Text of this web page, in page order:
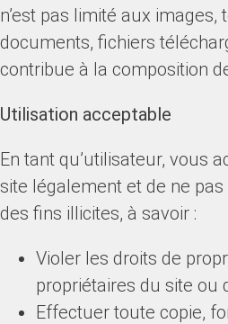
n’est pas limité aux images,
documents, fichiers
contribue à la composition
Utilisation acceptable
En tant qu’utilisateur, vous
site légalement et de ne
des fins illicites, à savoir :
Violer les droits de
propriétaires du site ou
Effectuer toute copie,